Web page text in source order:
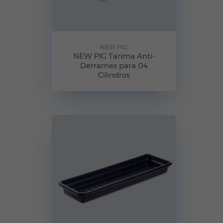
NEW PIG
NEW PIG Tarima Anti-
Derrames para 04
Cilindros